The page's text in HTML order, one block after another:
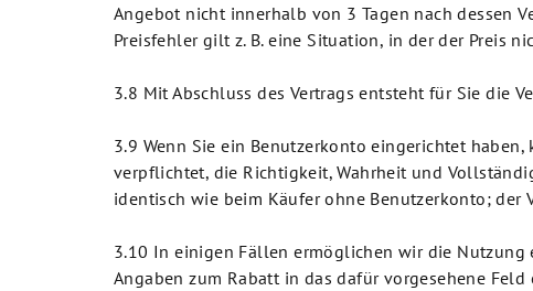
Angebot nicht innerhalb von 3 Tagen nach dessen
Preisfehler gilt z. B. eine Situation, in der der Preis
3.8 Mit Abschluss des Vertrags entsteht für Sie die
3.9 Wenn Sie ein Benutzerkonto eingerichtet
verpflichtet, die Richtigkeit, Wahrheit und
identisch wie beim Käufer ohne Benutzerkonto;
3.10 In einigen Fällen ermöglichen wir die Nutzung
Angaben zum Rabatt in das dafür vorgesehene